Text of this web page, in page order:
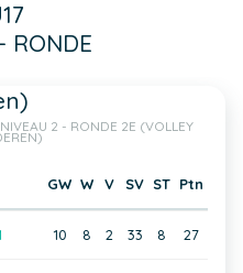
RONDE
2 - RONDE 2E (VOLLEY
GW W V SV ST Ptn
10 8 2 33 8 27